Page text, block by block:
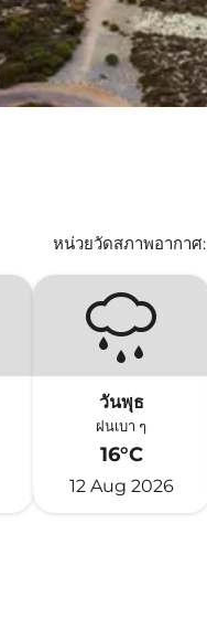
หน่วยวัดสภาพอากาศ:
วันพุธ
ฝนเบา ๆ
16°C
12 Aug 2026